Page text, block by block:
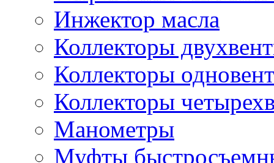
Инжектор масла
Коллекторы
Коллекторы
Коллекторы
Манометры
Муфты